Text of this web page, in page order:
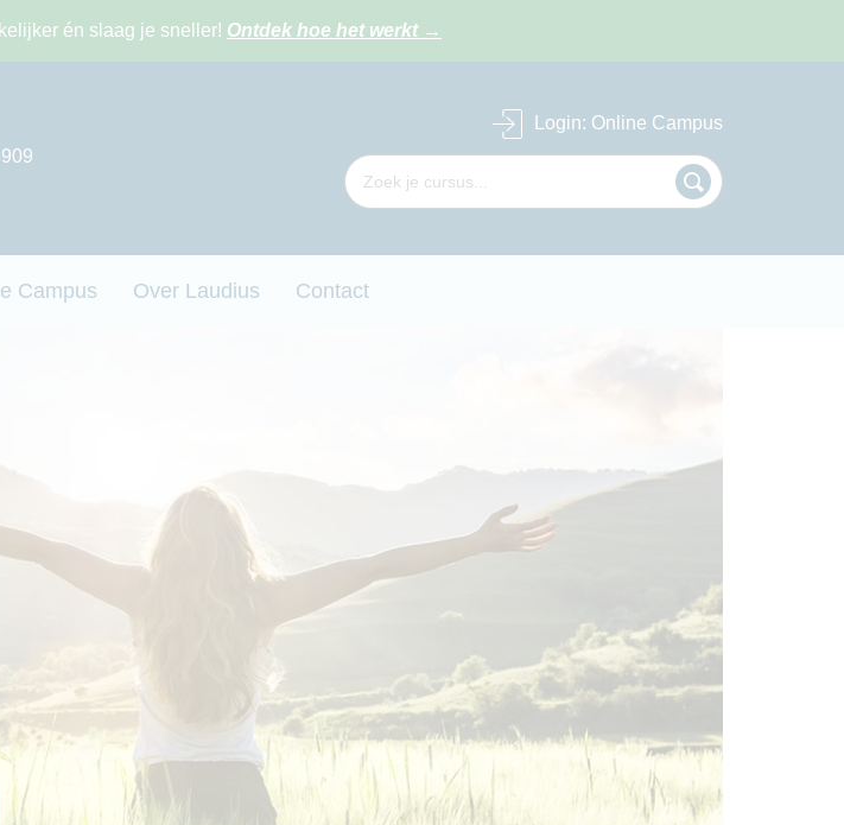
én slaag je sneller! Ontdek hoe het werkt →
Login: Online Campus
Campus Over Laudius Contact